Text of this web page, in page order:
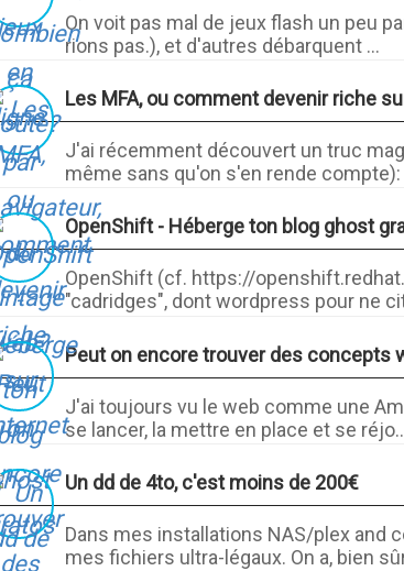
On voit pas mal de jeux flash un peu
rions pas.), et d'autres débarquent ...
Les MFA, ou comment devenir riche
J'ai récemment découvert un truc
même sans qu'on s'en rende compte):
OpenShift - Héberge ton blog ghost
OpenShift (cf. https://
"cadridges", dont wordpress pour ne
Peut on encore trouver des concepts
J'ai toujours vu le web comme une
se lancer, la mettre en place et se
Un dd de 4to, c'est moins de 200€
Dans mes installations NAS/plex and
mes fichiers ultra-légaux. On a, bien